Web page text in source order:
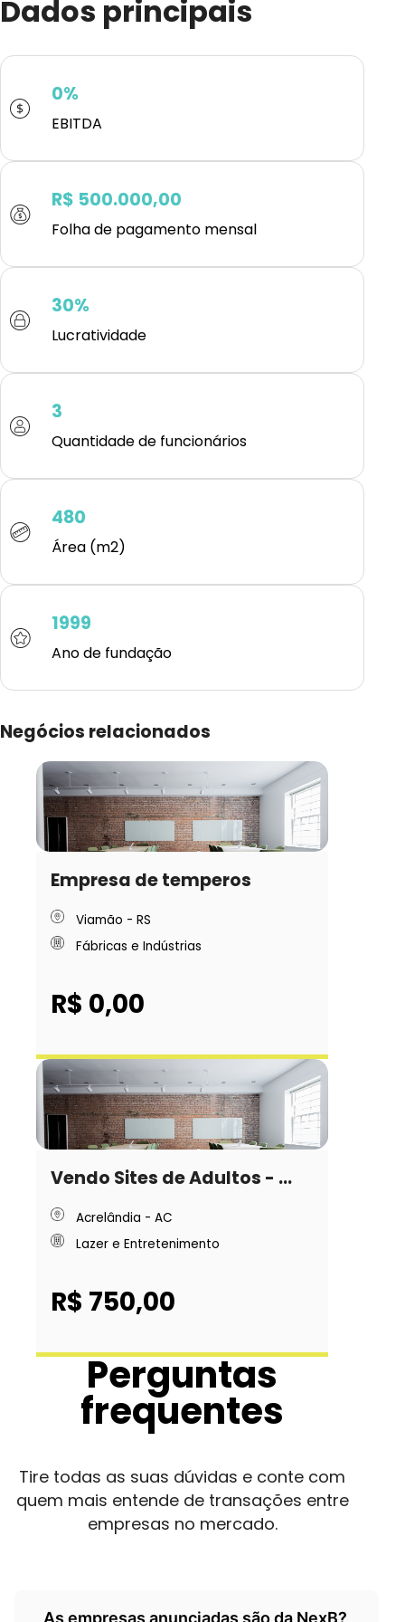
Dados principais
0%
EBITDA
R$ 500.000,00
Folha de pagamento mensal
30%
Lucratividade
3
Quantidade de funcionários
480
Área (m2)
1999
Ano de fundação
Negócios relacionados
Empresa de temperos
Viamão - RS
Fábricas e Indústrias
R$ 0,00
Vendo Sites de Adultos - ...
Acrelândia - AC
Lazer e Entretenimento
R$ 750,00
Perguntas
frequentes
Tire todas as suas dúvidas e conte com
quem mais entende de transações entre
empresas no mercado.
As empresas anunciadas são da NexB?